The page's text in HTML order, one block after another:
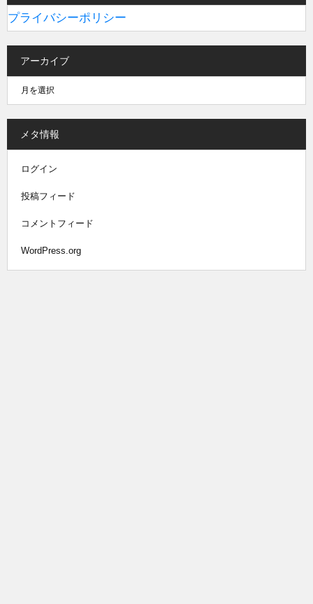
プライバシーポリシー
アーカイブ
メタ情報
ログイン
投稿フィード
コメントフィード
WordPress.org